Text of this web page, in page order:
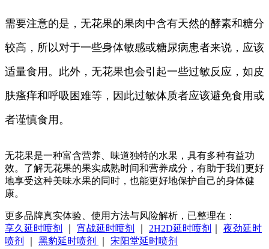
需要注意的是，无花果的果肉中含有天然的酵素和糖分
较高，所以对于一些身体敏感或糖尿病患者来说，应该
适量食用。此外，无花果也会引起一些过敏反应，如皮
肤瘙痒和呼吸困难等，因此过敏体质者应该避免食用或
者谨慎食用。
无花果是一种富含营养、味道独特的水果，具有多种有益功
效。了解无花果的果实成熟时间和营养成分，有助于我们更好
地享受这种美味水果的同时，也能更好地保护自己的身体健
康。
更多品牌真实体验、使用方法与风险解析，已整理在：
享久延时喷剂
宵战延时喷剂 2H2D延时喷剂
夜劲延时
喷剂
黑豹延时喷剂 宋阳堂延时喷剂